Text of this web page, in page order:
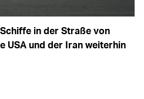
in der Straße von
USA und der Iran weiterhin